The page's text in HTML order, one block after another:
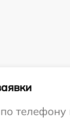
телефону